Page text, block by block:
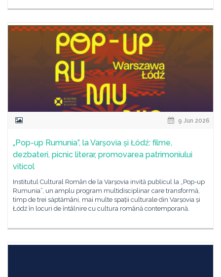
9 Jun 2026
„Pop-up Rumunia”, la Varșovia și Łódź: filme,
dezbateri, picnic literar, promovarea patrimoniului
viticol
Institutul Cultural Român de la Varșovia invită publicul la „Pop-up
Rumunia”, un amplu program multidisciplinar care transformă,
timp de trei săptămâni, mai multe spații culturale din Varșovia și
Łódź în locuri de întâlnire cu cultura română contemporană.